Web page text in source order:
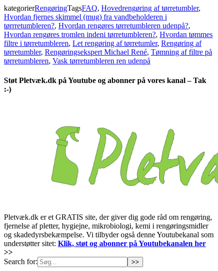
kategorierRengøringTagsFAQ, Hovedrengøring af tørretumbler,
Hvordan fjernes skimmel (mug) fra vandbeholderen i
tørrretumbleren?, Hvordan rengøres tørretumbleren udenpå?,
Hvordan rengøres tromlen indeni tørretumbleren?, Hvordan tømmes
filtre i tørretumbleren, Let rengøring af tørretumler, Rengøring af
tørretumbler, Rengøringsekspert Michael René, Tømning af filtre på
tørretumbleren, Vask tørretumbleren ren udenpå
Støt Pletvæk.dk på Youtube og abonner på vores kanal – Tak
:-)
Pletvæk.dk er et GRATIS site, der giver dig gode råd om rengøring,
fjernelse af pletter, hygiejne, mikrobiologi, kemi i rengøringsmidler
og skadedyrsbekæmpelse. Vi tilbyder også denne Youtubekanal som
understøtter sitet: Klik, støt og abonner på Youtubekanalen her
>>
Search for: